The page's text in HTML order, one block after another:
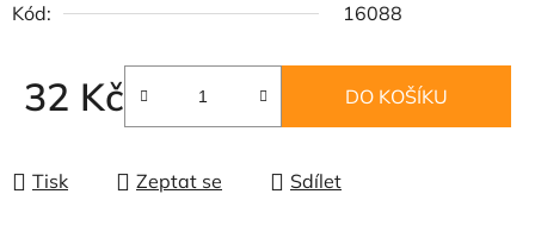
Kód:
16088
32 Kč
Měrná cena:
DO KOŠÍKU
Tisk Zeptat se Sdílet